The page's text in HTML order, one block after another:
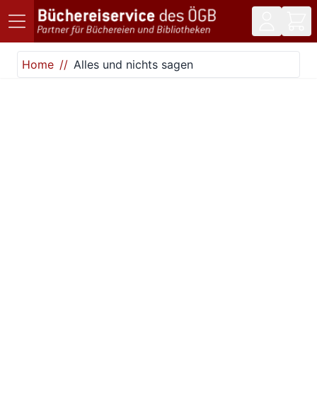
Direkt zum Inhalt
Home
Alles und nichts sagen